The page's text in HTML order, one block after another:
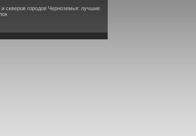
скверов городов Черноземья: лучшие